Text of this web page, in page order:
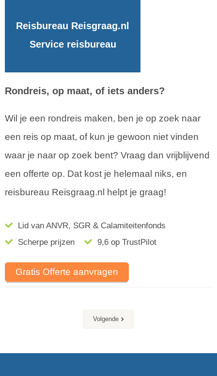
Reisbureau Reisgraag.nl
Service reisbureau
Rondreis, op maat, of iets anders?
Wil je een rondreis maken, ben je op zoek naar
een reis op maat, of kun je gewoon niet vinden
waar je naar op zoek bent? Vraag dan vrijblijvend
een offerte op. Dat kost je helemaal niks, en
reisbureau Reisgraag.nl helpt je graag!
Lid van ANVR, SGR & Calamiteitenfonds
Scherpe prijzen
9,6 op TrustPilot
Gratis Offerte aanvragen
Volgende